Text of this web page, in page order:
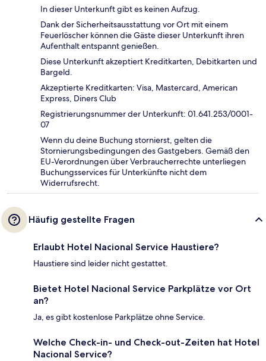
In dieser Unterkunft gibt es keinen Aufzug.
Dank der Sicherheitsausstattung vor Ort mit einem
Feuerlöscher können die Gäste dieser Unterkunft ihren
Aufenthalt entspannt genießen.
Diese Unterkunft akzeptiert Kreditkarten, Debitkarten und
Bargeld.
Akzeptierte Kreditkarten: Visa, Mastercard, American
Express, Diners Club
Registrierungsnummer der Unterkunft: 01.641.253/0001-
07
Wenn du deine Buchung stornierst, gelten die
Stornierungsbedingungen des Gastgebers. Gemäß den
EU-Verordnungen über Verbraucherrechte unterliegen
Buchungsservices für Unterkünfte nicht dem
Widerrufsrecht.
Häufig gestellte Fragen
Erlaubt Hotel Nacional Service Haustiere?
Haustiere sind leider nicht gestattet.
Bietet Hotel Nacional Service Parkplätze vor Ort
an?
Ja, es gibt kostenlose Parkplätze ohne Service.
Welche Check-in- und Check-out-Zeiten hat Hotel
Nacional Service?